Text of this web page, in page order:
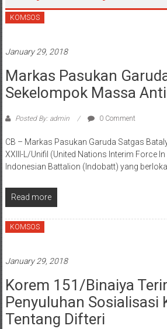
KOMSOS
January 29, 2018
Markas Pasukan
Sekelompok Massa
Posted By: admin 0 Comment
CB – Markas Pasukan Garuda Satgas
XXIII-L/Unifil (United Nations Interim Force
Indonesian Battalion (Indobatt) yang
Read more
KOMSOS
January 29, 2018
Korem 151/Binaiya
Penyuluhan Sosialisasi
Tentang Difteri